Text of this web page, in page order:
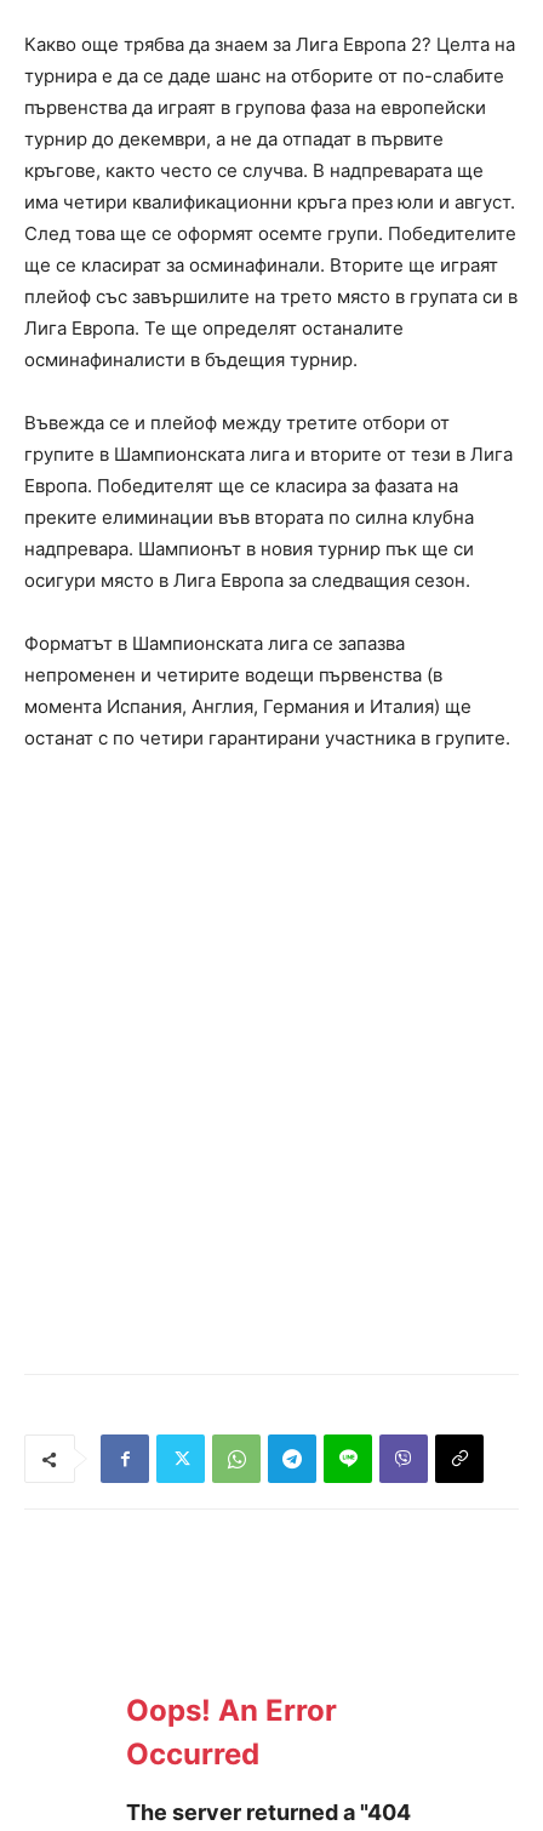
Какво още трябва да знаем за Лига Европа 2? Целта на
турнира е да се даде шанс на отборите от по-слабите
първенства да играят в групова фаза на европейски
турнир до декември, а не да отпадат в първите
кръгове, както често се случва. В надпреварата ще
има четири квалификационни кръга през юли и август.
След това ще се оформят осемте групи. Победителите
ще се класират за осминафинали. Вторите ще играят
плейоф със завършилите на трето място в групата си в
Лига Европа. Те ще определят останалите
осминафиналисти в бъдещия турнир.
Въвежда се и плейоф между третите отбори от
групите в Шампионската лига и вторите от тези в Лига
Европа. Победителят ще се класира за фазата на
преките елиминации във втората по силна клубна
надпревара. Шампионът в новия турнир пък ще си
осигури място в Лига Европа за следващия сезон.
Форматът в Шампионската лига се запазва
непроменен и четирите водещи първенства (в
момента Испания, Англия, Германия и Италия) ще
останат с по четири гарантирани участника в групите.